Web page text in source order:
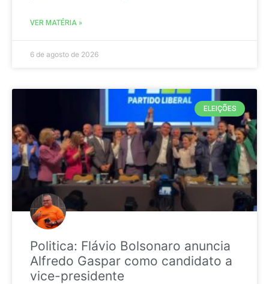
VER MATÉRIA »
6 de agosto de 2026
ELEIÇÕES
Politica: Flávio Bolsonaro anuncia
Alfredo Gaspar como candidato a
vice-presidente